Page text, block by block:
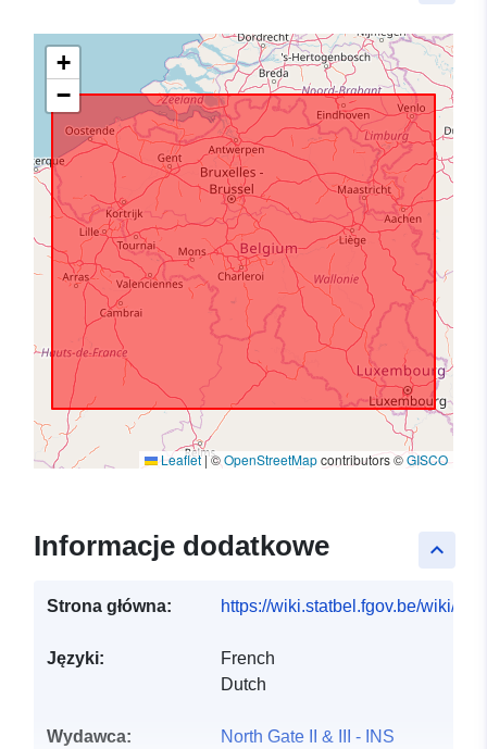
+
−
Leaflet|©OpenStreetMapcontributors ©GISCO
keyboard_arrow_up
Informacje dodatkowe
Strona główna: https://wiki.statbel.fgov.be/wiki/
Języki:
French
Dutch
Wydawca: North Gate II & III - INS